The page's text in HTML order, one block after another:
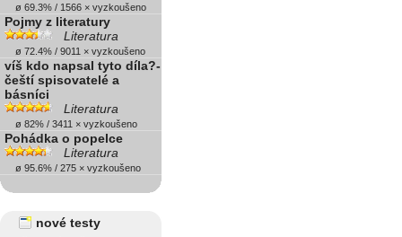
ø 69.3% / 1566 × vyzkoušeno
Pojmy z literatury
Literatura
ø 72.4% / 9011 × vyzkoušeno
víš kdo napsal tyto díla?-
čeští spisovatelé a
básníci
Literatura
ø 82% / 3411 × vyzkoušeno
Pohádka o popelce
Literatura
ø 95.6% / 275 × vyzkoušeno
nové testy